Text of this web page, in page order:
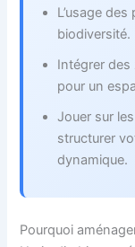
L’usage
biodiversité.
Intégrer
pour un
Jouer sur
structurer
dynamique.
Pourquoi